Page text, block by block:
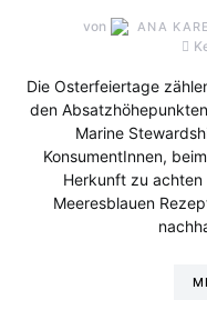
von ANA
Die Osterfeiertage
den
Marine
KonsumentInnen,
Herkunft zu achten
Meeresblauen